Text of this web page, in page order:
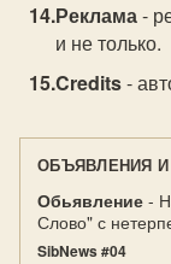
Реклама-
и не только.
Credits-
ОБЪЯВЛЕНИЯ
Обьявление -
Слово" с
SibNews #04